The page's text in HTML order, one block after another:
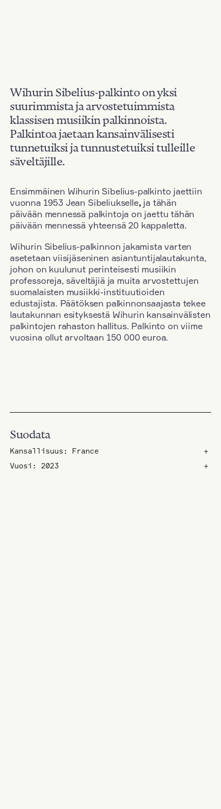
Wihurin Sibelius-palkinto on yksi
suurimmista ja arvostetuimmista
klassisen musiikin palkinnoista.
Palkintoa jaetaan kansainvälisesti
tunnetuiksi ja tunnustetuiksi tulleille
säveltäjille.
Ensimmäinen Wihurin Sibelius-palkinto jaettiin
vuonna 1953 Jean Sibeliukselle, ja tähän
päivään mennessä palkintoja on jaettu tähän
päivään mennessä yhteensä 20 kappaletta.
Wihurin Sibelius-palkinnon jakamista varten
asetetaan viisijäseninen asiantuntijalautakunta,
johon on kuulunut perinteisesti musiikin
professoreja, säveltäjiä ja muita arvostettujen
suomalaisten musiikki-instituutioiden
edustajista. Päätöksen palkinnonsaajasta tekee
lautakunnan esityksestä Wihurin kansainvälisten
palkintojen rahaston hallitus. Palkinto on viime
vuosina ollut arvoltaan 150 000 euroa.
Suodata
Kansallisuus: France
+
Vuosi: 2023
+